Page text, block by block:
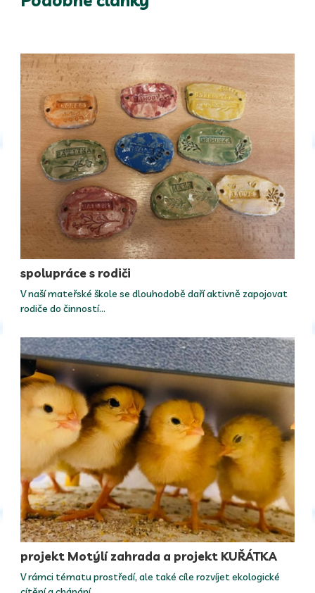
spolupráce s rodiči
V naší mateřské škole se dlouhodobě daří aktivně zapojovat
rodiče do činností…
projekt Motýlí zahrada a projekt KUŘÁTKA
V rámci tématu prostředí, ale také cíle rozvíjet ekologické